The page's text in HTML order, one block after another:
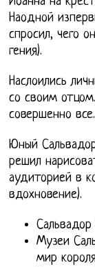
Наодной
спросил, чего
гения).
Наслоились
со своим
совершенно все.
Юный
решил
аудиторией в
вдохновение).
Музеи
мир